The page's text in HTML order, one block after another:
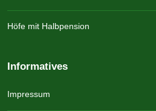
Höfe mit Halbpension
Informatives
Impressum